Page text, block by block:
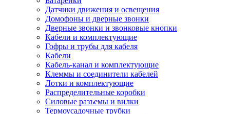
Датчики движения и освещения
Домофоны и дверные звонки
Дверные звонки и звонковые кнопки
Кабели и комплектующие
Гофры и трубы для кабеля
Кабели
Кабель-канал и комплектующие
Клеммы и соединители кабелей
Лотки и комплектующие
Распределительные коробки
Силовые разъемы и вилки
Термоусадочные трубки